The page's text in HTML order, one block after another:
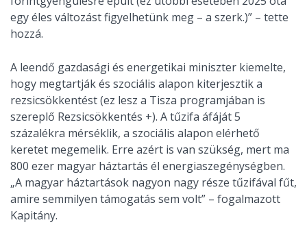
egy éles változást figyelhetünk meg – a szerk.)” – tette
hozzá.
A leendő gazdasági és energetikai miniszter kiemelte,
hogy megtartják és szociális alapon kiterjesztik a
rezsicsökkentést (ez lesz a Tisza programjában is
szereplő Rezsicsökkentés +). A tűzifa áfáját 5
százalékra mérséklik, a szociális alapon elérhető
keretet megemelik. Erre azért is van szükség, mert ma
800 ezer magyar háztartás él energiaszegénységben.
„A magyar háztartások nagyon nagy része tűzifával fűt,
amire semmilyen támogatás sem volt” – fogalmazott
Kapitány.